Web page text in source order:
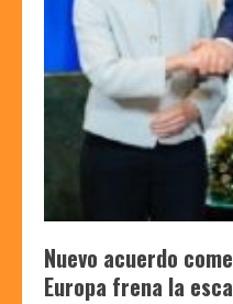
Nuevo acuerdo
Europa frena la